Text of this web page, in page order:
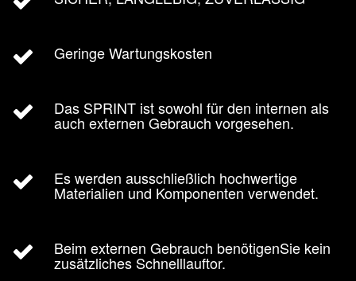
Geringe Wartungskosten
Das SPRINT ist sowohl für den internen als
auch externen Gebrauch vorgesehen.
Es werden ausschließlich hochwertige
Materialien und Komponenten verwendet.
Beim externen Gebrauch benötigenSie kein
zusätzliches Schnelllauftor.